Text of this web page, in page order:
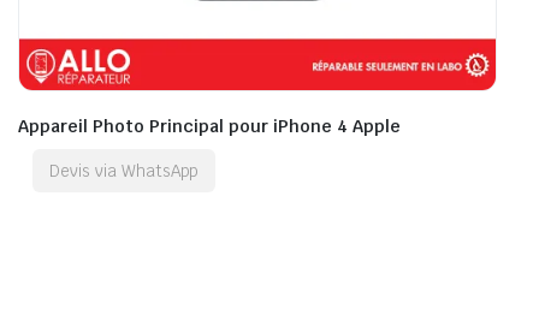
Appareil Photo Principal pour iPhone 4 Apple
Devis via WhatsApp